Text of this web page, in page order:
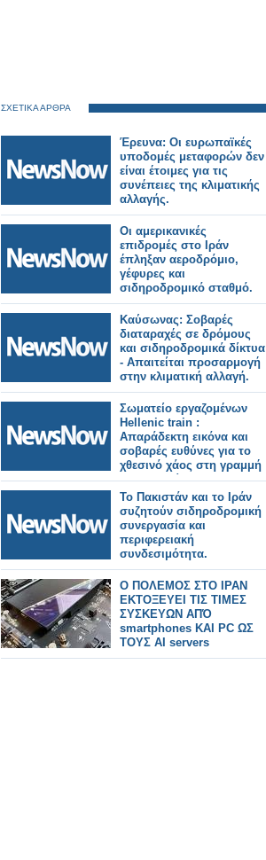
ΣΧΕΤΙΚΑ ΑΡΘΡΑ
Έρευνα: Οι ευρωπαϊκές
υποδομές μεταφορών δεν
είναι έτοιμες για τις
συνέπειες της κλιματικής
αλλαγής.
Οι αμερικανικές
επιδρομές στο Ιράν
έπληξαν αεροδρόμιο,
γέφυρες και
σιδηροδρομικό σταθμό.
Καύσωνας: Σοβαρές
διαταραχές σε δρόμους
και σιδηροδρομικά δίκτυα
- Απαιτείται προσαρμογή
στην κλιματική αλλαγή.
Σωματείο εργαζομένων
Hellenic train :
Απαράδεκτη εικόνα και
σοβαρές ευθύνες για το
χθεσινό χάος στη γραμμή
Αεροδρομίου.
Το Πακιστάν και το Ιράν
συζητούν σιδηροδρομική
συνεργασία και
περιφερειακή
συνδεσιμότητα.
Ο ΠΟΛΕΜΟΣ ΣΤΟ ΙΡΑΝ
ΕΚΤΟΞΕΥΕΙ ΤΙΣ ΤΙΜΕΣ
ΣΥΣΚΕΥΩΝ ΑΠΌ
smartphones ΚΑΙ PC ΩΣ
ΤΟΥΣ AI servers